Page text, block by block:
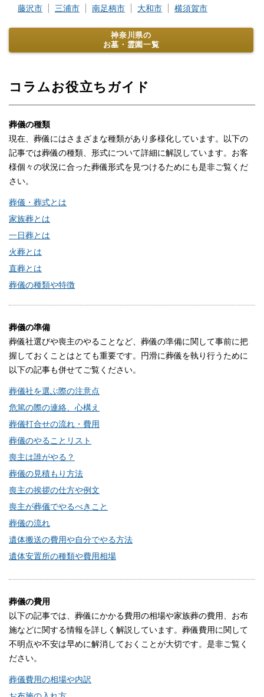
藤沢市 三浦市 南足柄市 大和市 横須賀市
神奈川県の
お墓・霊園一覧
コラムお役立ちガイド
葬儀の種類
現在、葬儀にはさまざまな種類があり多様化しています。以下の
記事では葬儀の種類、形式について詳細に解説しています。お客
様個々の状況に合った葬儀形式を見つけるためにも是非ご覧くだ
さい。
葬儀・葬式とは
家族葬とは
一日葬とは
火葬とは
直葬とは
葬儀の種類や特徴
葬儀の準備
葬儀社選びや喪主のやることなど、葬儀の準備に関して事前に把
握しておくことはとても重要です。円滑に葬儀を執り行うために
以下の記事も併せてご覧ください。
葬儀社を選ぶ際の注意点
危篤の際の連絡、心構え
葬儀打合せの流れ・費用
葬儀のやることリスト
喪主は誰がやる？
葬儀の見積もり方法
喪主の挨拶の仕方や例文
喪主が葬儀でやるべきこと
葬儀の流れ
遺体搬送の費用や自分でやる方法
遺体安置所の種類や費用相場
葬儀の費用
以下の記事では、葬儀にかかる費用の相場や家族葬の費用、お布
施などに関する情報を詳しく解説しています。葬儀費用に関して
不明点や不安は早めに解消しておくことが大切です。是非ご覧く
ださい。
葬儀費用の相場や内訳